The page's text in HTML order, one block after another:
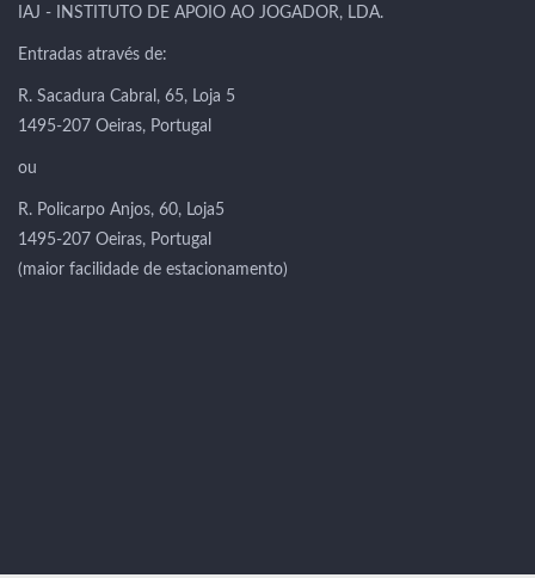
IAJ - INSTITUTO DE APOIO AO JOGADOR, LDA.
Entradas através de:
R. Sacadura Cabral, 65, Loja 5
1495-207 Oeiras, Portugal
ou
R. Policarpo Anjos, 60, Loja5
1495-207 Oeiras, Portugal
(maior facilidade de estacionamento)